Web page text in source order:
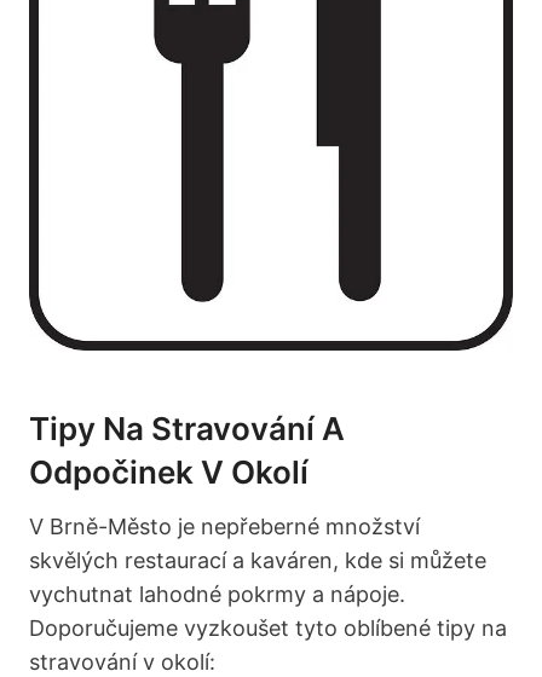
Tipy Na Stravování A
Odpočinek V Okolí
V ⁤Brně-Město ‌je nepřeberné množství⁤
skvělých restaurací a kaváren, kde‍ si můžete
⁢vychutnat lahodné pokrmy a nápoje.
Doporučujeme vyzkoušet tyto⁢ oblíbené⁣ tipy na
stravování v‍ okolí: